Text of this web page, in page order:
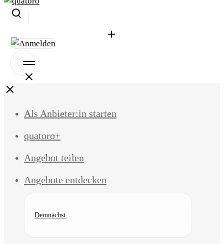
Suche
Open
Menu
Close
Als Anbieter:in starten
quatoro+
Angebot teilen
Angebote entdecken
Demnächst